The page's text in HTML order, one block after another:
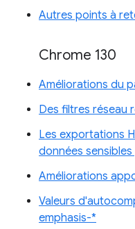
Autres points à
Chrome 130
Améliorations du
Des filtres réseau
Les exportations
données
Améliorations
Valeurs
emphasis-*